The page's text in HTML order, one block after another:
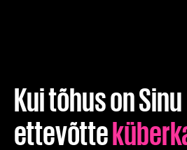
Meist
Kui tõhus on Sinu
ettevõtte